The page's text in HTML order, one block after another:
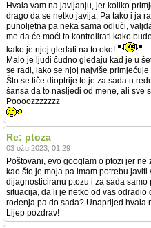
Hvala vam na javljanju, jer koliko
drago da se netko javija. Pa tako i ja
punoljetna pa neka sama odluči,
me da će moći to kontrolirati kako
kako je njoj gledati na to oko!
Malo je ljudi čudno gledaju kad je u
se radi, iako se njoj najviše
Što se tiče dioptrije to je za sada u
šansa da to nasljedi od mene, ali sve
Poooozzzzzzz
Re: ptoza
03 ožu 2023, 01:29
Poštovani, evo googlam o ptozi jer
kao što je moja pa imam potrebu
dijagnosticiranu ptozu i za sada
situacija, da li je netko od vas
rođenja pa do sada? Unaprijed hvala
Lijep pozdrav!